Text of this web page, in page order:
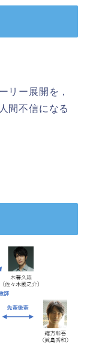
リー展開を，
間不信になる